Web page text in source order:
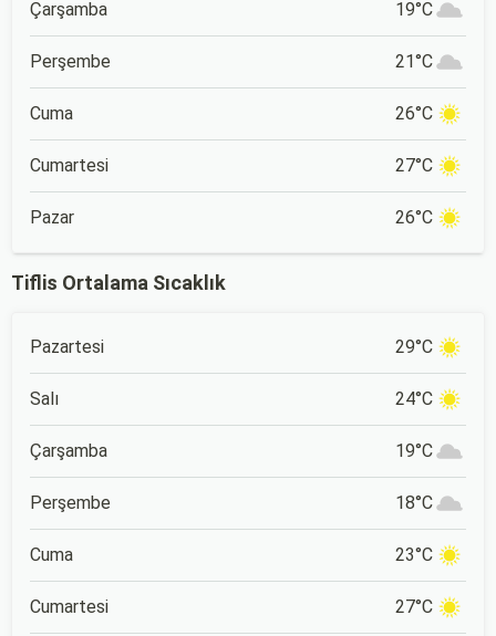
Çarşamba 19°C
Perşembe 21°C
Cuma 26°C
Cumartesi 27°C
Pazar 26°C
Tiflis Ortalama Sıcaklık
Pazartesi 29°C
Salı 24°C
Çarşamba 19°C
Perşembe 18°C
Cuma 23°C
Cumartesi 27°C